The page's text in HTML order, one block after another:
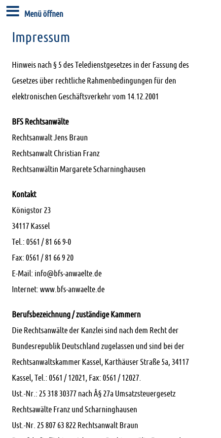
Menü öffnen
Impressum
Hinweis nach § 5 des Teledienstgesetzes in der Fassung des
Gesetzes über rechtliche Rahmenbedingungen für den
elektronischen Geschäftsverkehr vom 14.12.2001
BFS Rechtsanwälte
Rechtsanwalt Jens Braun
Rechtsanwalt Christian Franz
Rechtsanwältin Margarete Scharninghausen
Kontakt
Königstor 23
34117 Kassel
Tel.: 0561 / 81 66 9-0
Fax: 0561 / 81 66 9 20
E-Mail: info@bfs-anwaelte.de
Internet: www.bfs-anwaelte.de
Berufsbezeichnung / zuständige Kammern
Die Rechtsanwälte der Kanzlei sind nach dem Recht der
Bundesrepublik Deutschland zugelassen und sind bei der
Rechtsanwaltskammer Kassel, Karthäuser Straße 5a, 34117
Kassel, Tel.: 0561 / 12021, Fax: 0561 / 12027.
Ust.-Nr.: 25 318 30377 nach Â§ 27a Umsatzsteuergesetz
Rechtsawälte Franz und Scharninghausen
Ust.-Nr. 25 807 63 822 Rechtsanwalt Braun